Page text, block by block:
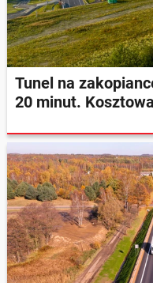
Tunel na
20 minut.